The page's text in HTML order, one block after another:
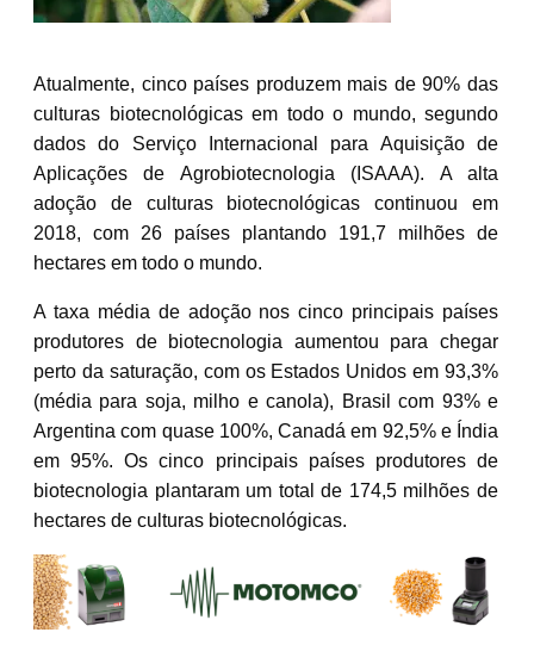
Atualmente, cinco países produzem mais de 90% das
culturas biotecnológicas em todo o mundo, segundo
dados do Serviço Internacional para Aquisição de
Aplicações de Agrobiotecnologia (ISAAA). A alta
adoção de culturas biotecnológicas continuou em
2018, com 26 países plantando 191,7 milhões de
hectares em todo o mundo.
A taxa média de adoção nos cinco principais países
produtores de biotecnologia aumentou para chegar
perto da saturação, com os Estados Unidos em 93,3%
(média para soja, milho e canola), Brasil com 93% e
Argentina com quase 100%, Canadá em 92,5% e Índia
em 95%. Os cinco principais países produtores de
biotecnologia plantaram um total de 174,5 milhões de
hectares de culturas biotecnológicas.